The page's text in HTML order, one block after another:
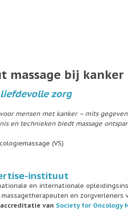
massage bij kanker
zorg
mensen met kanker – mits
en technieken biedt massage
(VS)
instituut
en internationale
en zorgverleners
van Society for Oncology